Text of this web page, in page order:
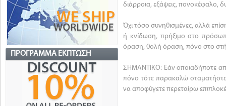
ΠΡΌΓΡΑΜΜΑ ΈΚΠΤΩΣΗ
διάρροια, εξάψεις, πονοκέφαλο,
Όχι τόσο συνηθισμένες, αλλά
ή κνίδωση, πρήξιμο στο
όραση, θολή όραση, πόνο στο
ΣΗΜΑΝΤΙΚΟ: Εάν οποιαδήποτε από
πόνο τότε παρακαλώ
να αποφύγετε περεταίρω